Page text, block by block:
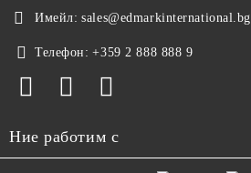
Имейл: sales@edmarkinternational.bg
Телефон: +359 2 888 888 9
Ние работим с